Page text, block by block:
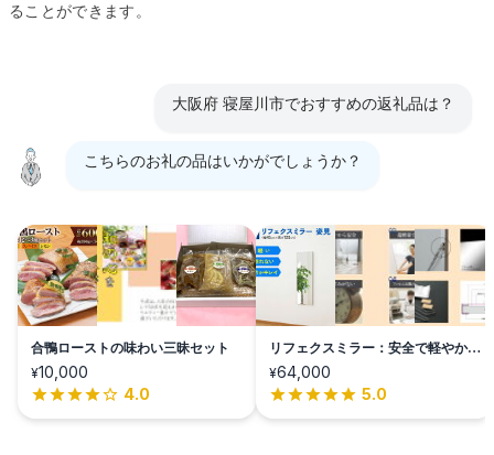
ることができます。
大阪府 寝屋川市でおすすめの返礼品は？
こちらのお礼の品はいかがでしょうか？
合鴨ローストの味わい三昧セット
¥10,000
4.0
リフェクスミラー：安全で軽やかな
美
¥64,000
5.0